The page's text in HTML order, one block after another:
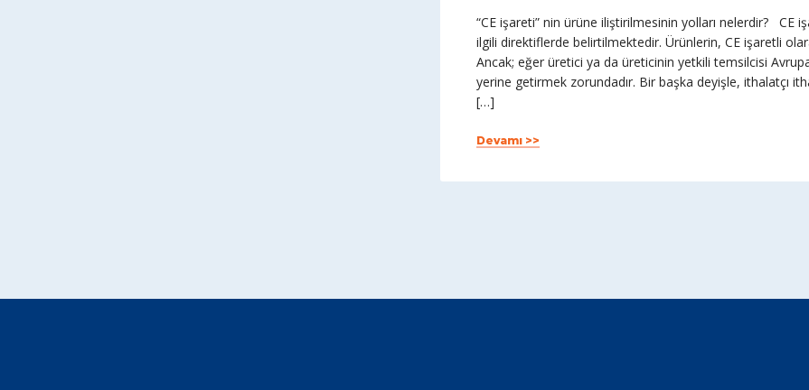
“CE işareti” nin ürüne iliştirilmesinin yolları nelerdir? CE
ilgili direktiflerde belirtilmektedir. Ürünlerin, CE işaretli
Ancak; eğer üretici ya da üreticinin yetkili temsilcisi
yerine getirmek zorundadır. Bir başka deyişle, ithalatçı
[…]
Devamı >>